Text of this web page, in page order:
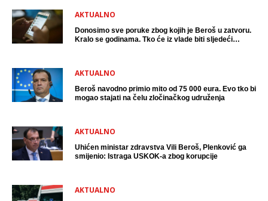
AKTUALNO
Donosimo sve poruke zbog kojih je Beroš u zatvoru.
Kralo se godinama. Tko će iz vlade biti sljedeći
AKTUALNO
Beroš navodno primio mito od 75 000 eura. Evo tko bi
mogao stajati na čelu zločinačkog udruženja
AKTUALNO
Uhićen ministar zdravstva Vili Beroš, Plenković ga
smijenio: Istraga USKOK-a zbog korupcije
AKTUALNO